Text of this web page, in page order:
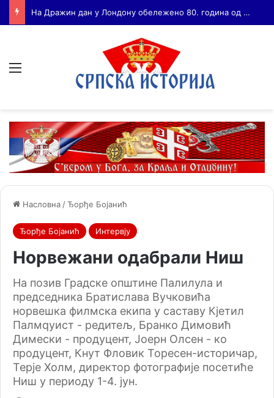
Бојанић: ВОЈА ТАНКОСИЋ – ЧОВЕК КОГА СУ СЕ ПЛАШИЛИ И ЖИВОГ И МРТВОГ, а нема ни споненик
Насловна /Ђорђе Бојанић
Ђорђе Бојанић Интервју
Норвежани одабрали Ниш
На позив Градске општине Палилула и
председника Братислава Вучковића
норвешка филмска екипа у саставу Кјетил
Палмqуист - редитељ, Бранко Димовић
Димески - продуцент, Јоерн Олсен - ко
продуцент, Кнут Фловик Торесен-историчар,
Терје Холм, директор фотографије посетиће
Ниш у периоду 1-4. јун.